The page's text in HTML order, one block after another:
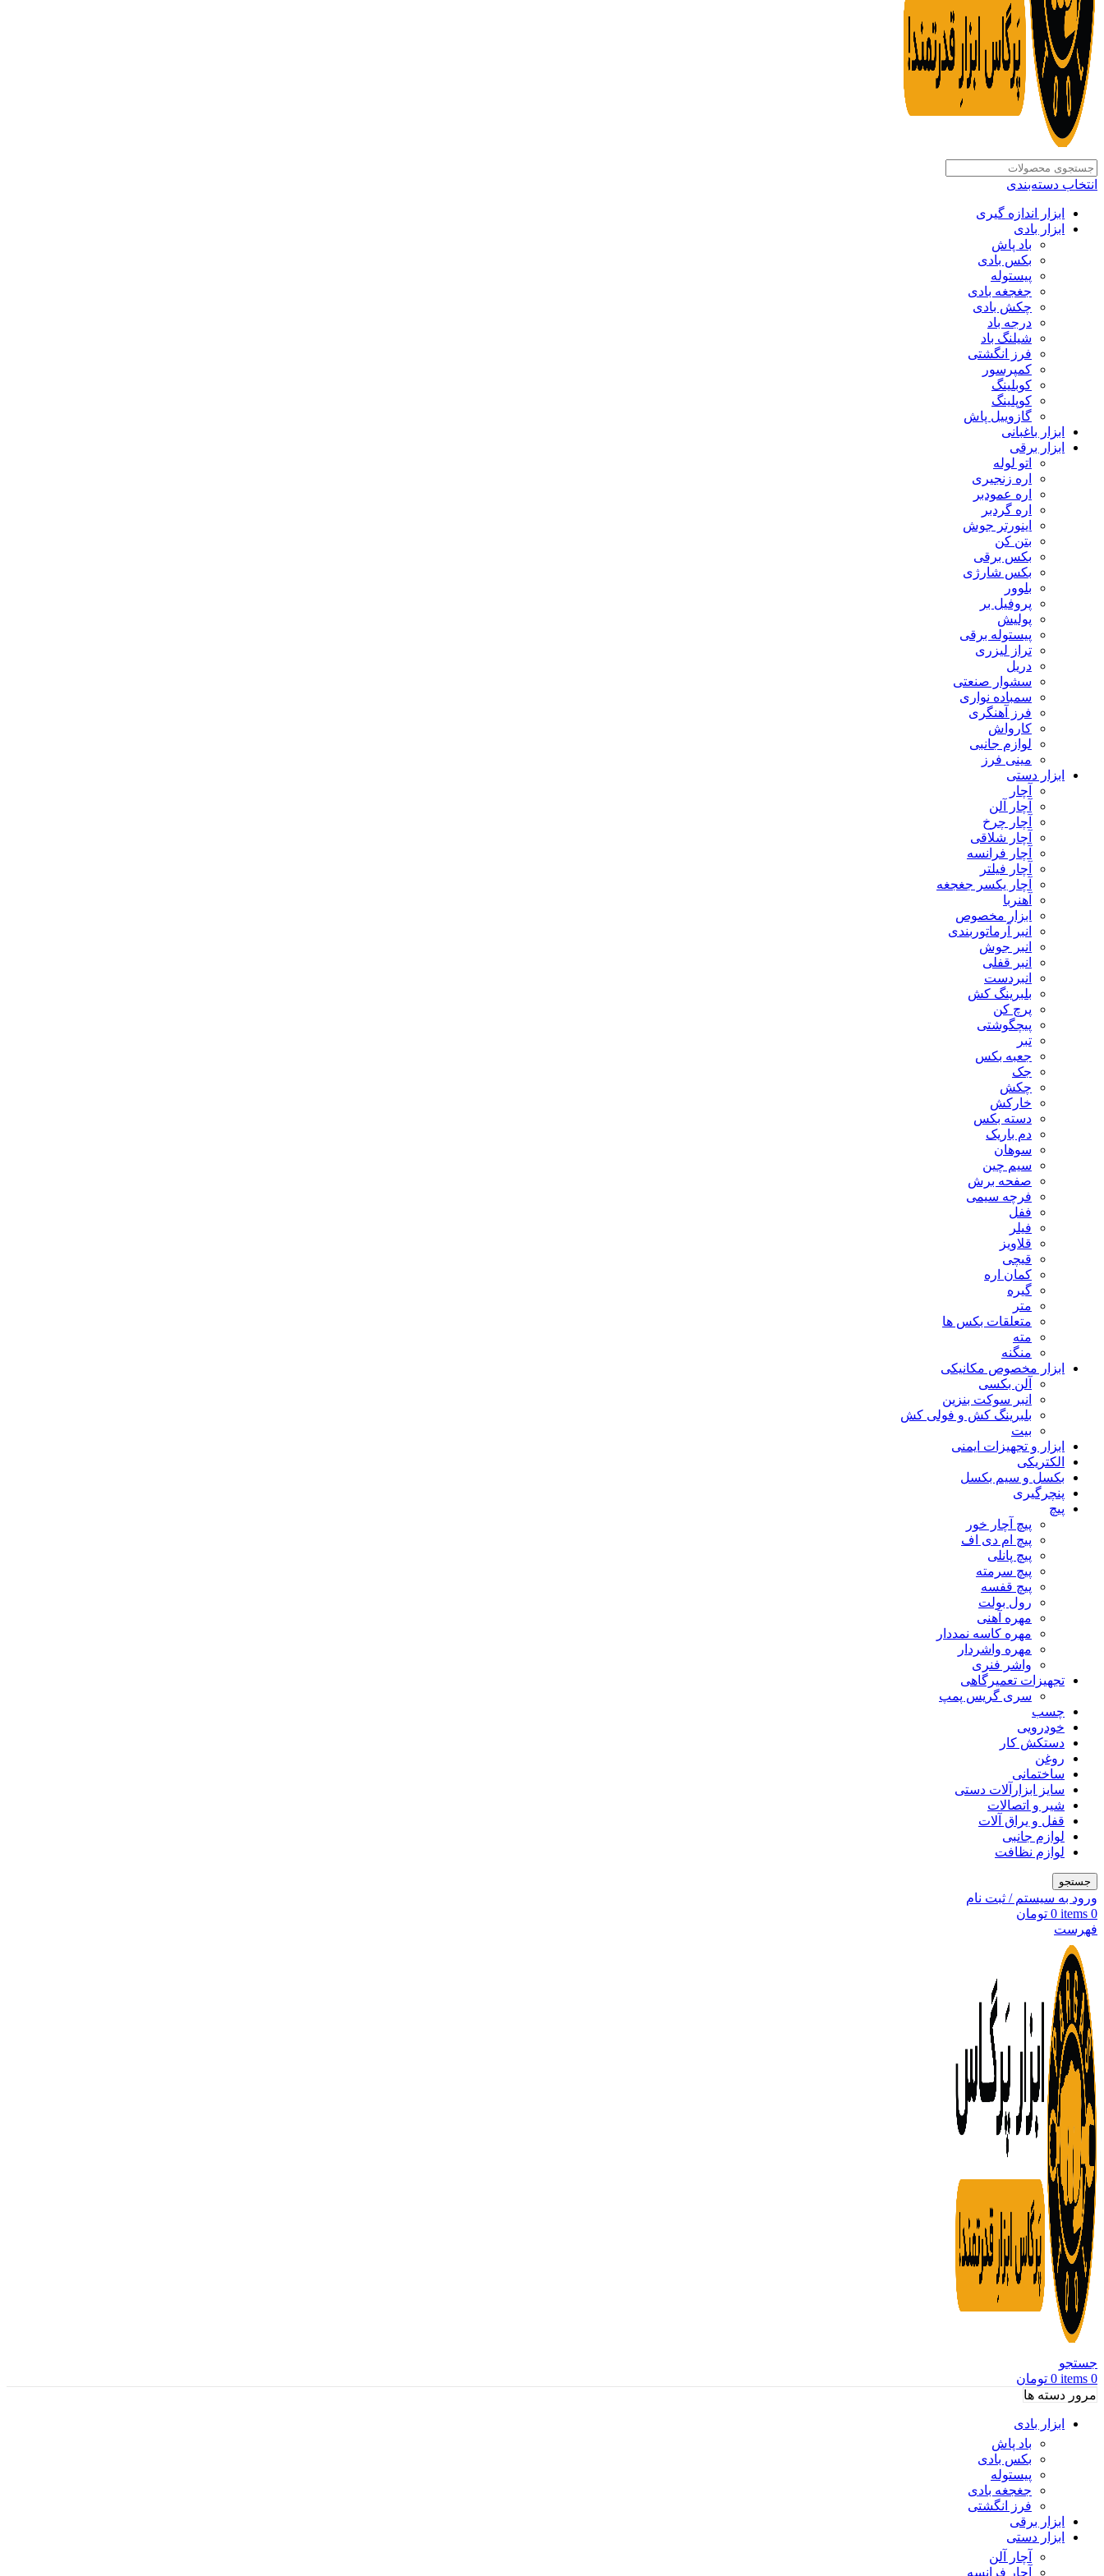
انتخاب دسته‌بندی
ابزار اندازه گیری
ابزار بادی
باد پاش
بکس بادی
پیستوله
جغجغه بادی
چکش بادی
درجه باد
شیلنگ باد
فرز انگشتی
کمپرسور
کوبلینگ
کوپلینگ
گازوییل پاش
ابزار باغبانی
ابزار برقی
اتو لوله
اره زنجیری
اره عمودبر
اره گردبر
اینورتر جوش
بتن کن
بکس برقی
بکس شارژی
بلوور
پروفیل بر
پولیش
پیستوله برقی
تراز لیزری
دریل
سشوار صنعتی
سمباده نواری
فرز آهنگری
کارواش
لوازم جانبی
مینی فرز
ابزار دستی
آچار
آچار آلن
آچار چرخ
آچار شلاقی
آچار فرانسه
آچار فیلتر
آچار یکسر جغجغه
آهنربا
ابزار مخصوص
انبر آرماتوربندی
انبر جوش
انبر قفلی
انبردست
بلبرینگ کش
پرچ کن
پیچگوشتی
تبر
جعبه بکس
جک
چکش
خارکش
دسته بکس
دم باریک
سوهان
سیم چین
صفحه برش
فرچه سیمی
ففل
فیلر
قلاویز
قیچی
کمان اره
گیره
متر
متعلقات بکس ها
مته
منگنه
ابزار مخصوص مکانیکی
آلن بکسی
انبر سوکت بنزین
بلبرینگ کش و فولی کش
بیت
ابزار و تجهیزات ایمنی
الکتریکی
بکسل و سیم بکسل
پنچرگیری
پیچ
پیچ آچار خور
پیچ ام دی اف
پیچ پانلی
پیچ سرمته
پیچ قفسه
رول بولت
مهره آهنی
مهره کاسه نمددار
مهره واشردار
واشر فنری
تجهیزات تعمیرگاهی
سری گریس پمپ
چسب
خودرویی
دستکش کار
روغن
ساختمانی
سایز ابزارآلات دستی
شیر و اتصالات
قفل و یراق آلات
لوازم جانبی
لوازم نظافت
جستجو
ورود به سیستم / ثبت نام
0
items
0 تومان
فهرست
جستجو
0
items
0 تومان
مرور دسته ها
ابزار بادی
باد پاش
بکس بادی
پیستوله
جغجغه بادی
فرز انگشتی
ابزار برقی
ابزار دستی
آچار آلن
آچار فرانسه